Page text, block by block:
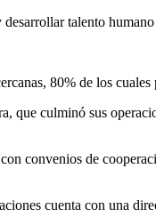
talento
80% de los
que culminó sus
convenios de
cuenta con una